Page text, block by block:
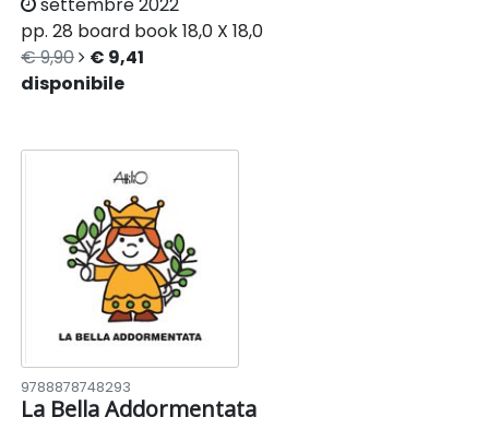
pp. 28 board book18,0 X 18,0
€ 9,90
€ 9,41
disponibile
9788878748293
La Bella Addormentata